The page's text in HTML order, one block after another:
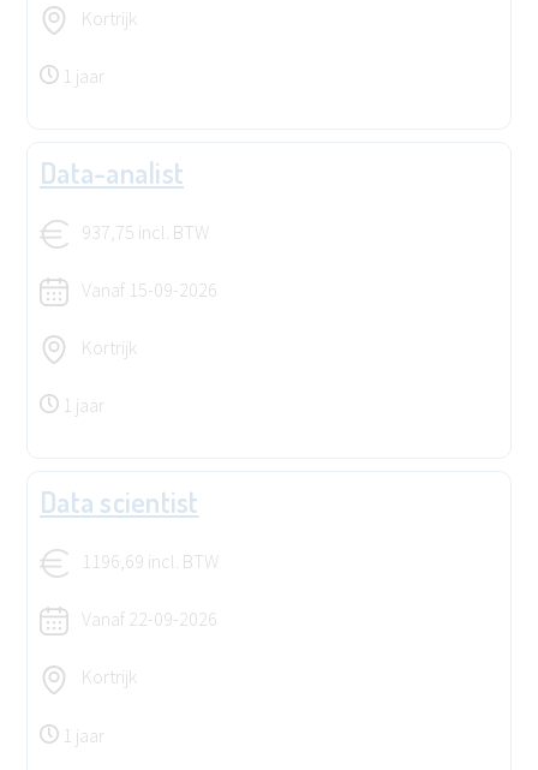
Kortrijk
1 jaar
Data-analist
937,75 incl. BTW
Vanaf 15-09-2026
Kortrijk
1 jaar
Data scientist
1196,69 incl. BTW
Vanaf 22-09-2026
Kortrijk
1 jaar